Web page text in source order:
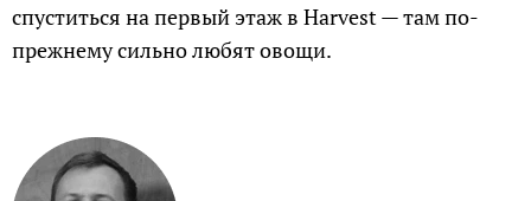
спуститься на первый этаж в Harvest — там по-
прежнему сильно любят овощи.